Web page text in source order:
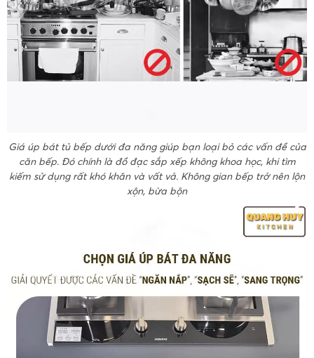
Giá úp bát tủ bếp dưới đa năng giúp bạn loại bỏ các vấn đề của
căn bếp. Đó chính là đồ đạc sắp xếp không khoa học, khi tìm
kiếm sử dụng rất khó khăn và vất vả. Không gian bếp trở nên lộn
xộn, bừa bộn